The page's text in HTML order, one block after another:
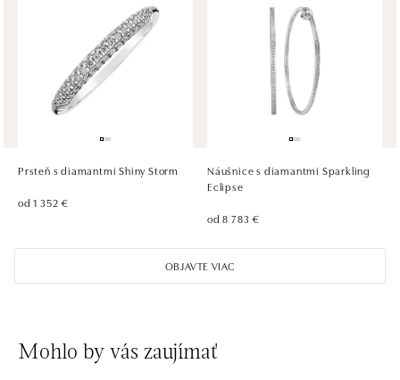
ALOve OC Olympia, Brno
U Dálnice 777, 664 42 Brno
tel.: +420604389337
dnes otvorené od 10:00
ALOve Westfield Černý most, Praha 9
Chlumecká 765/6, 198 19 Praha 9
dnes otvorené od 09:00
Roztylská 2321/19, 148 00 Praha 4 - Chodov
dnes otvorené od 09:00
OBJAVTE VIAC
Prsteň s diamantmi Shiny Storm
od 1 352 €
Náušnice s diamantmi Sparkling
Eclipse
od 8 783 €
Mohlo by vás zaujímať